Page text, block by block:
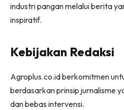
industri pangan melalui berita
inspiratif.
Kebijakan Redaksi
Agroplus.co.id berkomitmen
berdasarkan prinsip jurnalisme
dan bebas intervensi.